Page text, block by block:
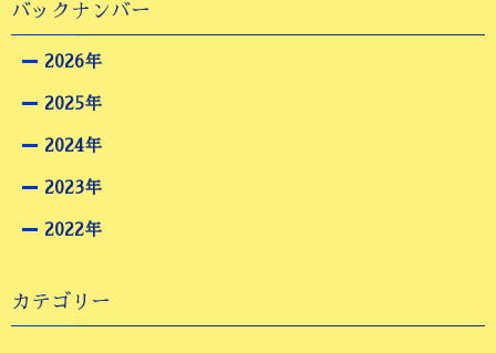
バックナンバー
2026年
2025年
2024年
2023年
2022年
カテゴリー